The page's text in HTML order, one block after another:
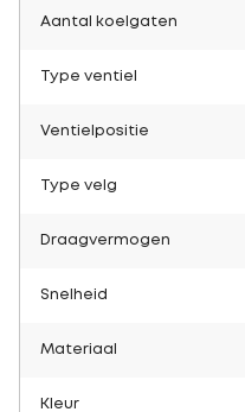
Aantal koelgaten
Type ventiel
Ventielpositie
Type velg
Draagvermogen
Snelheid
Materiaal
Kleur